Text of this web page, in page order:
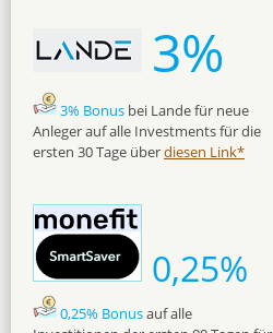
3%
3% Bonus bei Lande für neue
Anleger auf alle Investments für die
ersten 30 Tage überdiesen Link*
0,25%
0,25% Bonusauf alle